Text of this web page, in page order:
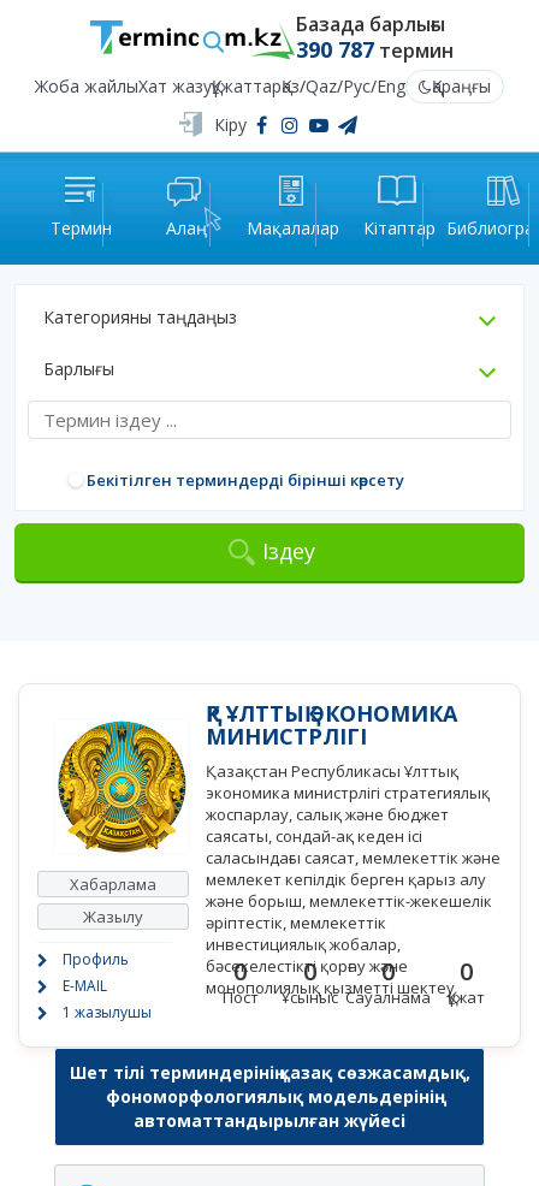
Базада барлығы
390 787термин
Жоба жайлыХат жазуҚұжаттарҚаз/Qaz/Рус/Eng
Қараңғы
Кіру
Термин Алаң Мақалалар Кітаптар
Категорияны таңдаңыз
Барлығы
Бекітілген терминдерді бірінші көрсету
Іздеу
Хабарлама
Жазылу
Профиль
E-MAIL
1 жазылушы
ҚР ҰЛТТЫҚ ЭКОНОМИКА
МИНИСТРЛІГІ
Қазақстан Республикасы Ұлттық
экономика министрлігі стратегиялық
жоспарлау, салық және бюджет
саясаты, сондай-ақ кеден ісі
саласындағы саясат, мемлекеттік және
мемлекет кепілдік берген қарыз алу
және борыш, мемлекеттік-жекешелік
әріптестік, мемлекеттік
инвестициялық жобалар,
бәсекелестікті қорғау және
монополиялық қызметті шектеу
0
Пост
0
Ұсыныс
0
Сауалнама
0
Құжат
Шет тілі терминдерінің қазақ сөзжасамдық,
фономорфологиялық модельдерінің
автоматтандырылған жүйесі